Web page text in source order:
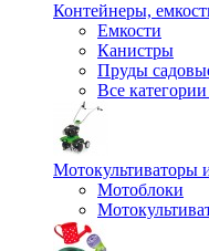
Контейнеры,
Емкости
Канистры
Пруды
Все
Мотокультиваторы
Мотоблоки